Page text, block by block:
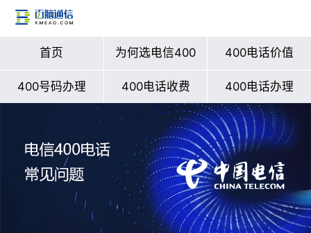
首页 为何选电信400 400电话价值
400号码办理 400电话收费 400电话办理